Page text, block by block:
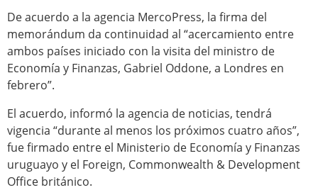
De acuerdo a la agencia MercoPress, la firma del
memorándum da continuidad al “acercamiento entre
ambos países iniciado con la visita del ministro de
Economía y Finanzas, Gabriel Oddone, a Londres en
febrero”.
El acuerdo, informó la agencia de noticias, tendrá
vigencia “durante al menos los próximos cuatro años”,
fue firmado entre el Ministerio de Economía y Finanzas
uruguayo y el Foreign, Commonwealth & Development
Office británico.